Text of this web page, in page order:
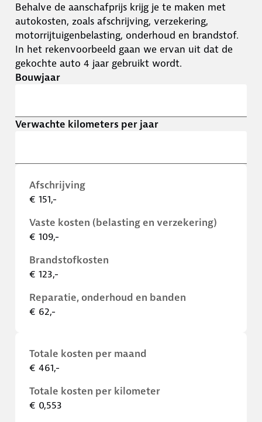
Behalve de aanschafprijs krijg je te maken met
autokosten, zoals afschrijving, verzekering,
motorrijtuigenbelasting, onderhoud en brandstof.
In het rekenvoorbeeld gaan we ervan uit dat de
gekochte auto 4 jaar gebruikt wordt.
Bouwjaar
Verwachte kilometers per jaar
Afschrijving
€ 151,-
Vaste kosten (belasting en verzekering)
€ 109,-
Brandstofkosten
€ 123,-
Reparatie, onderhoud en banden
€ 62,-
Totale kosten per maand
€ 461,-
Totale kosten per kilometer
€ 0,553